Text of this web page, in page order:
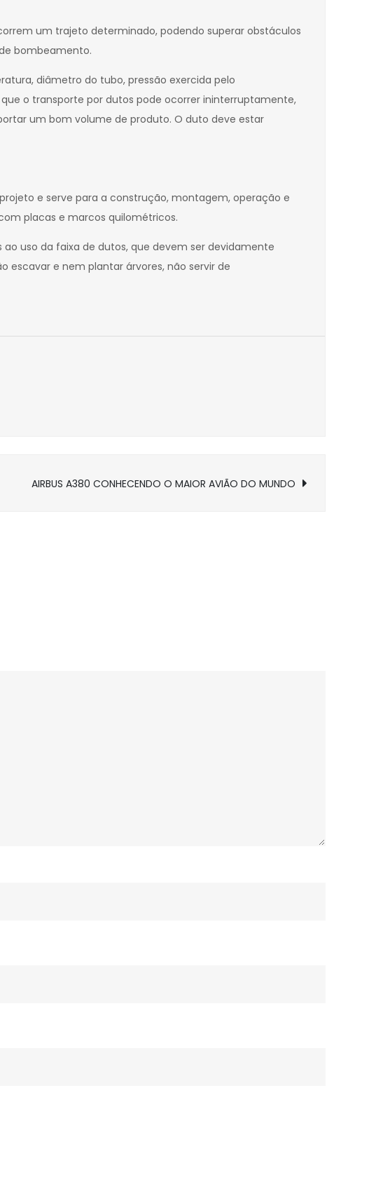
um trajeto determinado, podendo superar obstáculos
bombeamento.
diâmetro do tubo, pressão exercida pelo
o transporte por dutos pode ocorrer ininterruptamente,
um bom volume de produto. O duto deve estar
e serve para a construção, montagem, operação e
placas e marcos quilométricos.
uso da faixa de dutos, que devem ser devidamente
escavar e nem plantar árvores, não servir de
AIRBUS A380 CONHECENDO O MAIOR AVIÃO DO MUNDO